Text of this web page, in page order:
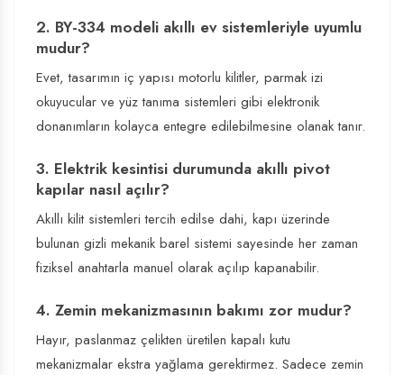
2. BY-334 modeli akıllı ev sistemleriyle uyumlu
mudur?
Evet, tasarımın iç yapısı motorlu kilitler, parmak izi
okuyucular ve yüz tanıma sistemleri gibi elektronik
donanımların kolayca entegre edilebilmesine olanak tanır.
3. Elektrik kesintisi durumunda akıllı pivot
kapılar nasıl açılır?
Akıllı kilit sistemleri tercih edilse dahi, kapı üzerinde
bulunan gizli mekanik barel sistemi sayesinde her zaman
fiziksel anahtarla manuel olarak açılıp kapanabilir.
4. Zemin mekanizmasının bakımı zor mudur?
Hayır, paslanmaz çelikten üretilen kapalı kutu
mekanizmalar ekstra yağlama gerektirmez. Sadece zemin